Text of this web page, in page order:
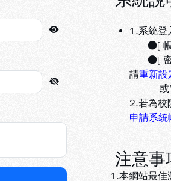
1.系統登
●[ 帳
●[ 密
請重新設
或電洽
2.若為校
申請系統
注意事
1.本網站最佳